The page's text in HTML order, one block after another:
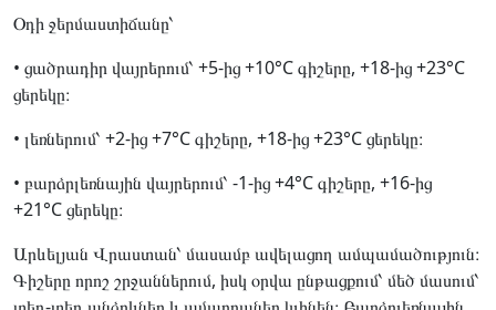
Օդի ջերմաստիճանը՝
• ցածրադիր վայրերում՝ +5-ից +10°C գիշերը, +18-ից +23°C
ցերեկը։
• լեռներում՝ +2-ից +7°C գիշերը, +18-ից +23°C ցերեկը։
• բարձրլեռնային վայրերում՝ -1-ից +4°C գիշերը, +16-ից
+21°C ցերեկը։
Արևելյան Վրաստան՝ մասամբ ավելացող ամպամածություն։
Գիշերը որոշ շրջաններում, իսկ օրվա ընթացքում՝ մեծ մասում՝